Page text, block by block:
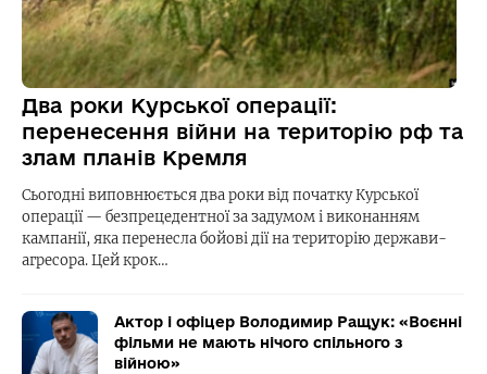
Два роки Курської операції:
перенесення війни на територію рф та
злам планів Кремля
Сьогодні виповнюється два роки від початку Курської
операції — безпрецедентної за задумом і виконанням
кампанії, яка перенесла бойові дії на територію держави-
агресора. Цей крок…
Актор і офіцер Володимир Ращук: «Воєнні
фільми не мають нічого спільного з
війною»